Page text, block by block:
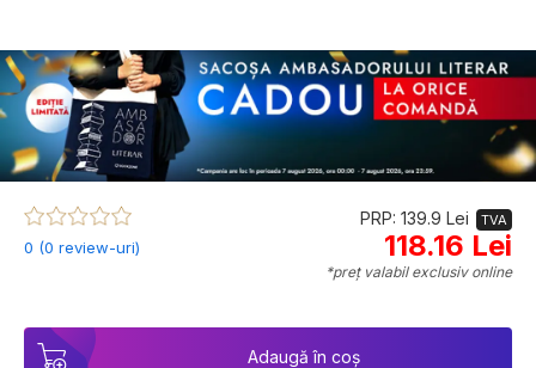
0 (0 review-uri)
PRP: 139.9 Lei TVA
118.16 Lei
*preț valabil exclusiv online
Adaugă în coș